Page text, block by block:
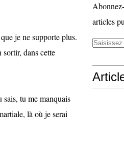
je ne supporte plus.
dans cette
tu me manquais
là où je serai
articles